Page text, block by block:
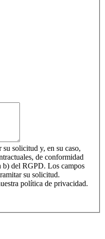
su solicitud y, en su caso,
de conformidad
b) del RGPD. Los campos
su solicitud.
política de privacidad.